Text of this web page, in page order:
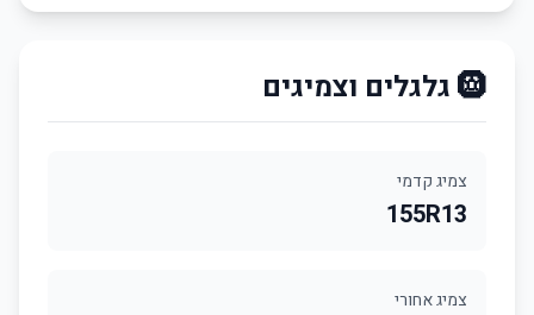
🛞 גלגלים וצמיגים
צמיג קדמי
155R13
צמיג אחורי